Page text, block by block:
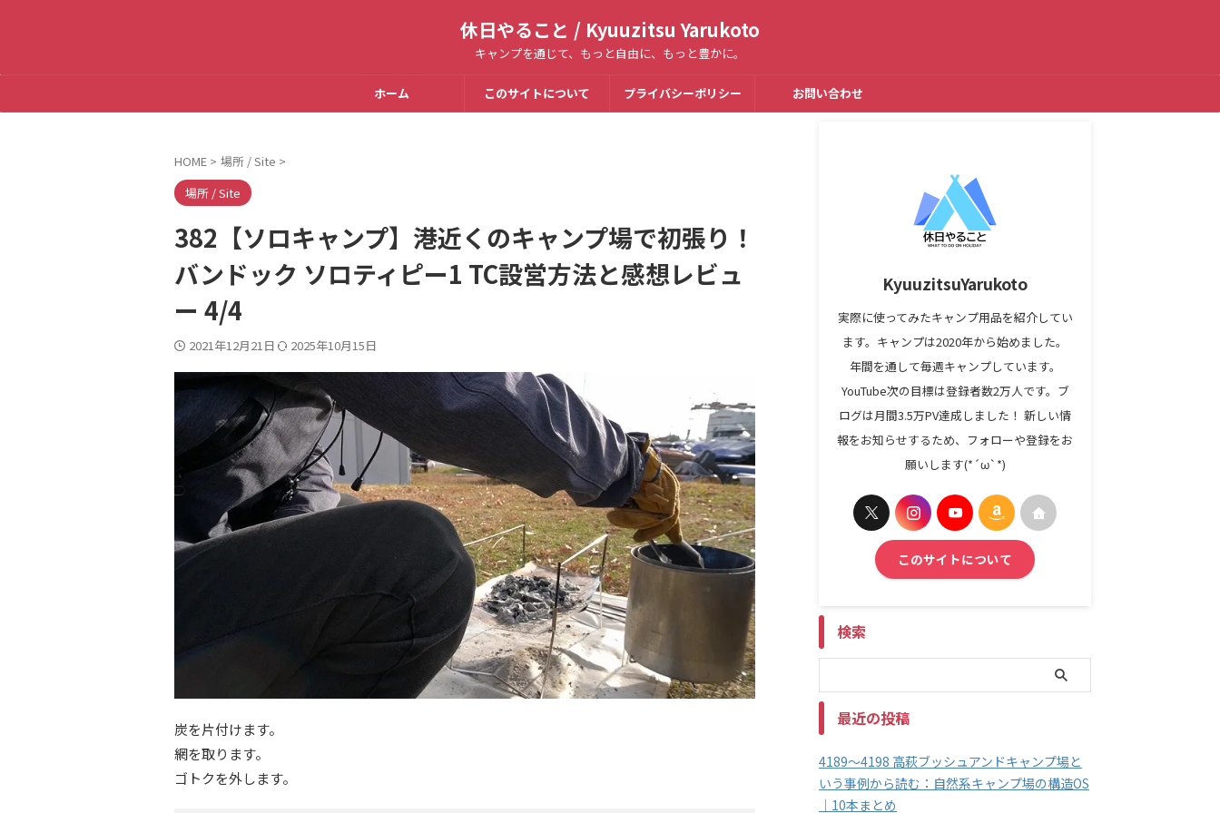
休日やること / Kyuuzitsu Yarukoto
キャンプを通じて、もっと自由に、もっと豊かに。
ホーム このサイトについて プライバシーポリシー お問い合わせ
HOME > 場所 / Site >
場所 / Site
382【ソロキャンプ】港近くのキャンプ場で初張り！
バンドック ソロティピー1 TC設営方法と感想レビュ
ー 4/4
2021年12月21日 2025年10月15日
炭を片付けます。
網を取ります。
ゴトクを外します。
KyuuzitsuYarukoto
実際に使ってみたキャンプ用品を紹介してい
ます。キャンプは2020年から始めました。
年間を通して毎週キャンプしています。
YouTube次の目標は登録者数2万人です。ブ
ログは月間3.5万PV達成しました！ 新しい情
報をお知らせするため、フォローや登録をお
願いします(*´ω`*)
このサイトについて
検索
最近の投稿
4189～4198 高萩ブッシュアンドキャンプ場と
いう事例から読む：自然系キャンプ場の構造OS
｜10本まとめ